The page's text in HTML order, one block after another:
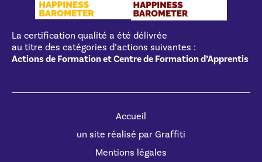
La certification qualité a été délivrée
au titre des catégories d’actions suivantes :
Actions de Formation et Centre de Formation d’Apprentis
Accueil
un site réalisé par Graffiti
Mentions légales